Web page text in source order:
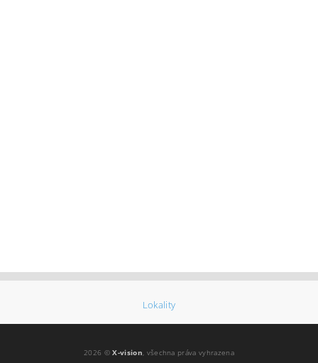
Lokality
2026 ©X-vision, všechna práva vyhrazena